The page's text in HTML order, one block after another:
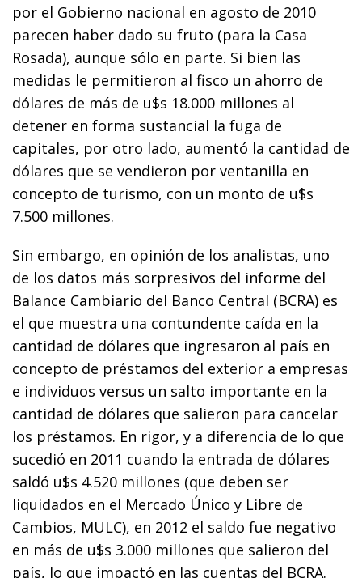
por el Gobierno nacional en agosto de 2010
parecen haber dado su fruto (para la Casa
Rosada), aunque sólo en parte. Si bien las
medidas le permitieron al fisco un ahorro de
dólares de más de u$s 18.000 millones al
detener en forma sustancial la fuga de
capitales, por otro lado, aumentó la cantidad de
dólares que se vendieron por ventanilla en
concepto de turismo, con un monto de u$s
7.500 millones.
Sin embargo, en opinión de los analistas, uno
de los datos más sorpresivos del informe del
Balance Cambiario del Banco Central (BCRA) es
el que muestra una contundente caída en la
cantidad de dólares que ingresaron al país en
concepto de préstamos del exterior a empresas
e individuos versus un salto importante en la
cantidad de dólares que salieron para cancelar
los préstamos. En rigor, y a diferencia de lo que
sucedió en 2011 cuando la entrada de dólares
saldó u$s 4.520 millones (que deben ser
liquidados en el Mercado Único y Libre de
Cambios, MULC), en 2012 el saldo fue negativo
en más de u$s 3.000 millones que salieron del
país, lo que impactó en las cuentas del BCRA.